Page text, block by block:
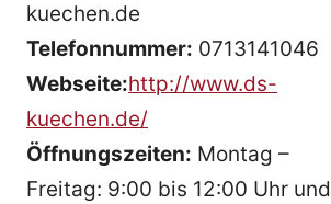
kuechen.de
Telefonnummer: 0713141046
Webseite:http://www.ds-
kuechen.de/
Öffnungszeiten: Montag –
Freitag: 9:00 bis 12:00 Uhr und